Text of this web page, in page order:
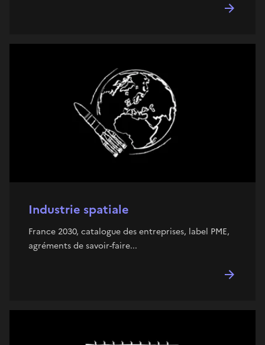
Industrie spatiale
France 2030, catalogue des entreprises, label PME,
agréments de savoir-faire...